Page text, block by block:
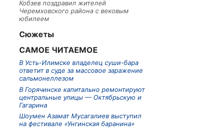
Кобзев поздравил жителей
Черемховского района с вековым
юбилеем
Сюжеты
САМОЕ ЧИТАЕМОЕ
В Усть-Илимске владелец суши-бара
ответит в суде за массовое заражение
сальмонеллезом
В Горячинске капитально ремонтируют
центральные улицы — Октябрьскую и
Гагарина
Шоумен Азамат Мусагалиев выступил
на фестивале «Унгинская баранина»